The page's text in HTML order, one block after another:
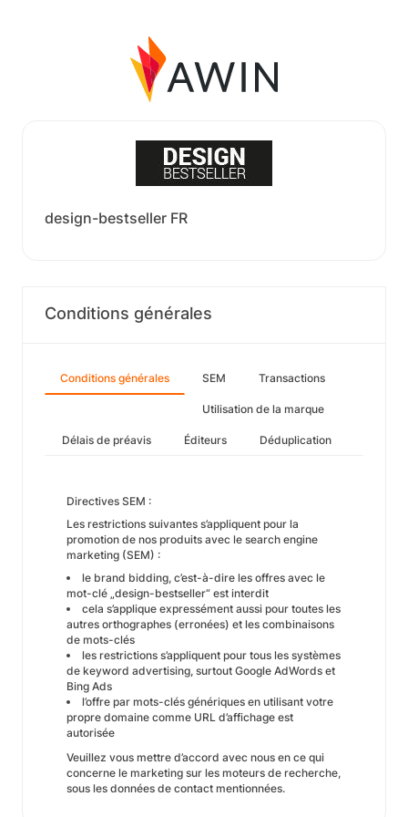
design-bestseller FR
Conditions générales
Conditions générales SEM Transactions
Utilisation de la marque
Délais de préavis Éditeurs Déduplication
Directives SEM :
Les restrictions suivantes s’appliquent pour la
promotion de nos produits avec le search engine
marketing (SEM) :
le brand bidding, c’est-à-dire les offres avec le
mot-clé „design-bestseller“ est interdit
cela s’applique expressément aussi pour toutes les
autres orthographes (erronées) et les combinaisons
de mots-clés
les restrictions s’appliquent pour tous les systèmes
de keyword advertising, surtout Google AdWords et
Bing Ads
l’offre par mots-clés génériques en utilisant votre
propre domaine comme URL d’affichage est
autorisée
Veuillez vous mettre d’accord avec nous en ce qui
concerne le marketing sur les moteurs de recherche,
sous les données de contact mentionnées.